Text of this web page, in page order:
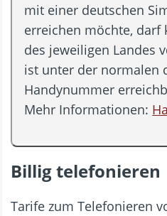
mit einer deutschen
erreichen möchte, darf
des jeweiligen Landes
ist unter der normalen
Handynummer
Mehr Informationen:
Billig telefonieren
Tarife zum Telefonieren